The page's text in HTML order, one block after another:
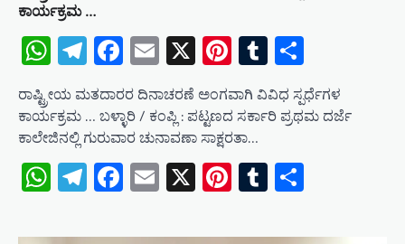
ಕಾರ್ಯಕ್ರಮ …
WhatsApp
Telegram
Facebook
Email
X Pinterest
Tumblr
ರಾಷ್ಟ್ರೀಯ ಮತದಾರರ ದಿನಾಚರಣೆ ಅಂಗವಾಗಿ ವಿವಿಧ ಸ್ಪರ್ಧೆಗಳ
ಕಾರ್ಯಕ್ರಮ … ಬಳ್ಳಾರಿ / ಕಂಪ್ಲಿ : ಪಟ್ಟಣದ ಸರ್ಕಾರಿ ಪ್ರಥಮ ದರ್ಜೆ
ಕಾಲೇಜಿನಲ್ಲಿ ಗುರುವಾರ ಚುನಾವಣಾ ಸಾಕ್ಷರತಾ…
WhatsApp
Telegram
Facebook
Email
X Pinterest
Tumblr